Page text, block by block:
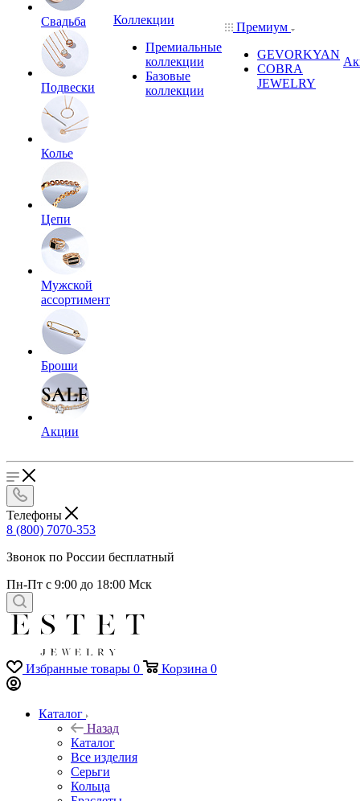
Свадьба
Подвески
Колье
Цепи
Мужской
ассортимент
Броши
Акции
Коллекции
Премиальные
коллекции
Базовые
коллекции
Премиум
GEVORKYAN
COBRA
JEWELRY
Телефоны
8 (800) 7070-353
Звонок по России бесплатный
Пн-Пт с 9:00 до 18:00 Мск
Избранные товары 0 Корзина 0
Каталог
Назад
Каталог
Все изделия
Серьги
Кольца